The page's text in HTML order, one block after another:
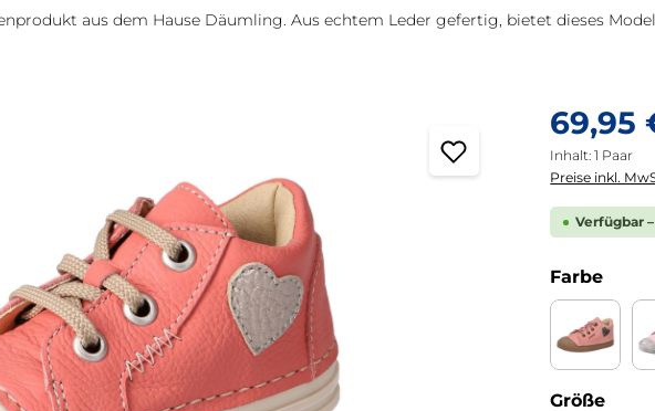
aus dem Hause Däumling. Aus echtem Leder gefertig, bietet dieses
Regulärer
69,95
Inhalt:1 Paar
Preise inkl.
Verfügbar
Farbe
Größe